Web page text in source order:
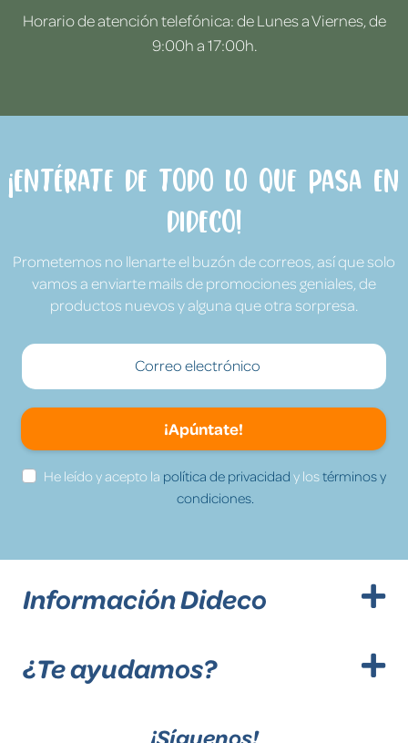
Horario de atención telefónica: de Lunes a Viernes, de
9:00h a 17:00h.
¡Entérate de todo lo que pasa en
Dideco!
Prometemos no llenarte el buzón de correos, así que solo
vamos a enviarte mails de promociones geniales, de
productos nuevos y alguna que otra sorpresa.
¡Apúntate!
He leído y acepto la política de privacidad y lostérminos y
condiciones.
Información Dideco
¿Te ayudamos?
¡Síguenos!